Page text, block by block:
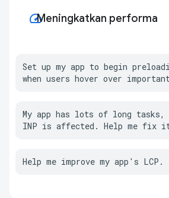
speedMeningkatkan performa
Set up my app to begin
when users hover over
My app has lots of long
INP is affected. Help me fix
Help me improve my app's LCP.